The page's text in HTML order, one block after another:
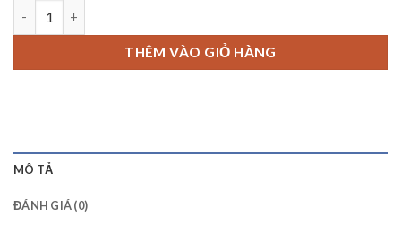
THÊM VÀO GIỎ HÀNG
MÔ TẢ
ĐÁNH GIÁ (0)